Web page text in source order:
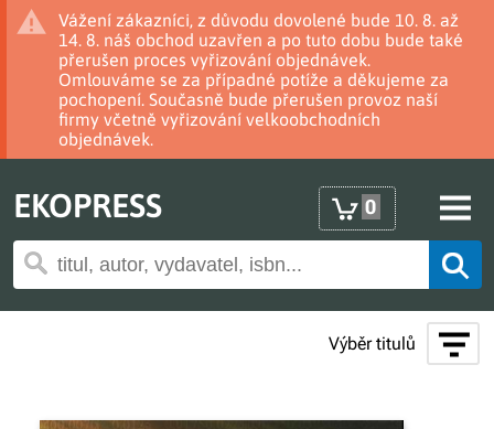
Vážení zákazníci, z důvodu dovolené bude 10. 8. až
14. 8. náš obchod uzavřen a po tuto dobu bude také
přerušen proces vyřizování objednávek.
Omlouváme se za případné potíže a děkujeme za
pochopení. Současně bude přerušen provoz naší
firmy včetně vyřizování velkoobchodních
objednávek.
EKOPRESS 0
Výběr titulů